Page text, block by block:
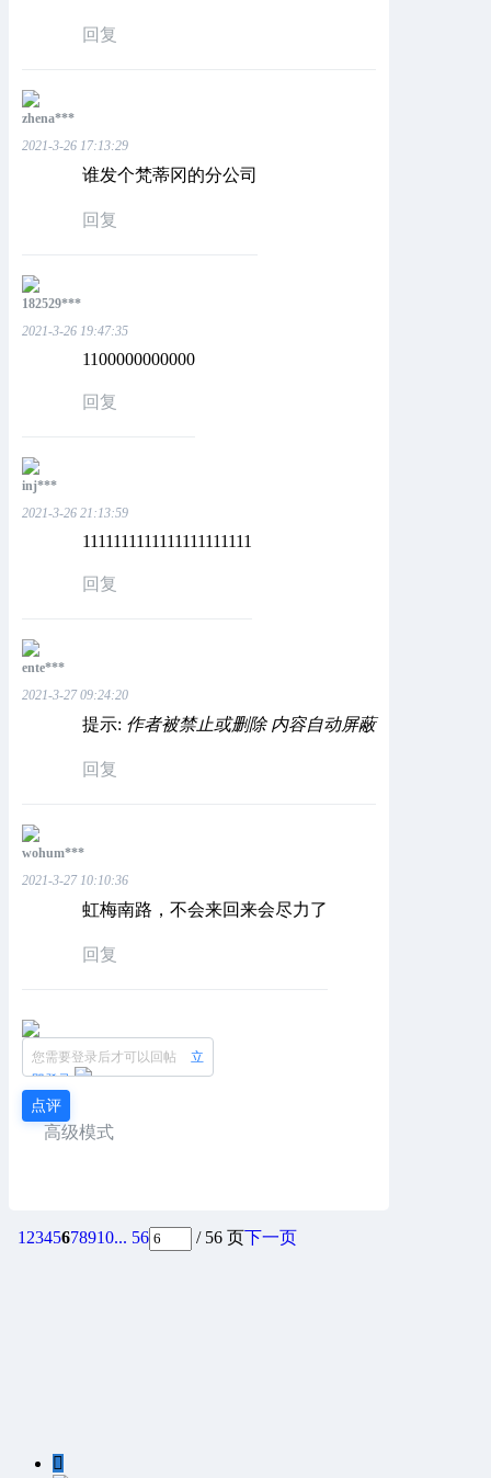
回复
zhena***
2021-3-26 17:13:29
谁发个梵蒂冈的分公司
回复
182529***
2021-3-26 19:47:35
1100000000000
回复
inj***
2021-3-26 21:13:59
1111111111111111111111
回复
ente***
2021-3-27 09:24:20
提示: 作者被禁止或删除 内容自动屏蔽
回复
wohum***
2021-3-27 10:10:36
虹梅南路，不会来回来会尽力了
回复
您需要登录后才可以回帖
立
即登录
点评
高级模式
1 2345678910... 56 / 56 页下一页
